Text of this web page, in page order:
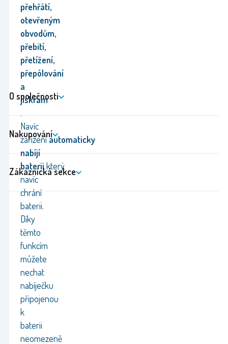
přehřátí,
otevřeným
obvodům,
přebití,
přetížení,
přepólování
a
jiskrám
.
Navíc
zařízeníautomaticky
nabíjí
bateriikterý
navíc
chrání
baterii.
Díky
těmto
funkcím
můžete
nechat
nabíječku
připojenou
k
baterii
neomezeně
O společnosti
Nakupování
Zákaznická sekce